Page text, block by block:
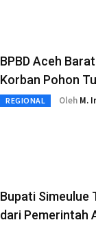
BPBD Aceh
Korban Pohon
REGIONAL Oleh M.
Bupati Simeulue
dari Pemerintah